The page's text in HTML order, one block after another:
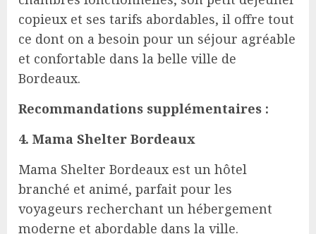
copieux et ses tarifs abordables, il offre tout
ce dont on a besoin pour un séjour agréable
et confortable dans la belle ville de
Bordeaux.
Recommandations supplémentaires :
4. Mama Shelter Bordeaux
Mama Shelter Bordeaux est un hôtel
branché et animé, parfait pour les
voyageurs recherchant un hébergement
moderne et abordable dans la ville.